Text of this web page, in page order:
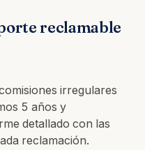
reclamable
irregulares
5 años y
detallado con las
reclamación.